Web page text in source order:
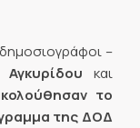
δημοσιογράφοι –
και
το
της ΔΟΔ